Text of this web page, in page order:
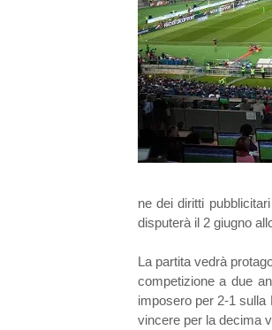
ne dei diritti
disputerà il 2 giugno
La partita vedrà
competizione a due
imposero per 2-1 sulla
vincere per la decima